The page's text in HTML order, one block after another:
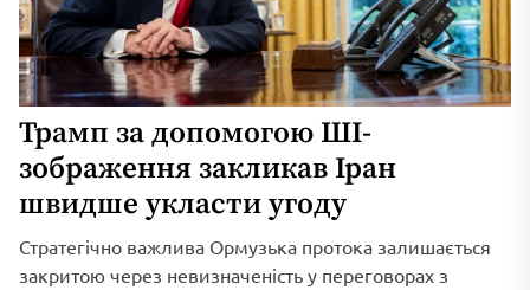
Трамп за допомогою ШІ-
зображення закликав Іран
швидше укласти угоду
Стратегічно важлива Ормузька протока залишається
закритою через невизначеність у переговорах з